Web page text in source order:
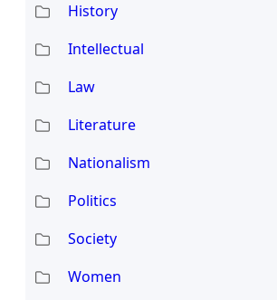
History
Intellectual
Law
Literature
Nationalism
Politics
Society
Women